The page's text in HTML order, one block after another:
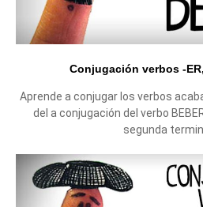
Conjugación verbos -
Aprende a conjugar los verbos
del a conjugación del verbo
segunda